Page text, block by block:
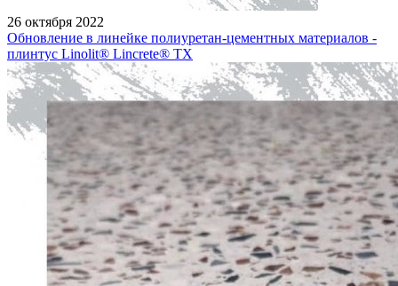
26 октября 2022
Обновление в линейке полиуретан-цементных материалов -
плинтус Linolit® Lincrete® ТХ